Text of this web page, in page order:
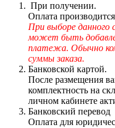
При получении.
Оплата
При выборе данного
может быть
платежа. Обычно
суммы заказа.
Банковской картой.
После размещения
комплектность на
личном кабинете
Банковский перевод
Оплата для